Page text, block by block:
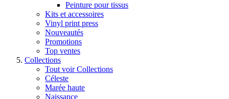
Peinture pour tissus
Kits et accessoires
Vinyl print press
Nouveautés
Promotions
Top ventes
Collections
Tout voir Collections
Céleste
Marée haute
Naissance